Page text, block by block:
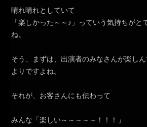
晴れ晴れとしていて
「楽しかった～～♪」っていう気持ちがと
ね。
そう、まずは、出演者のみなさんが楽し
よりですよね。
それが、お客さんにも伝わって
みんな「楽しい～～～～～！！！」